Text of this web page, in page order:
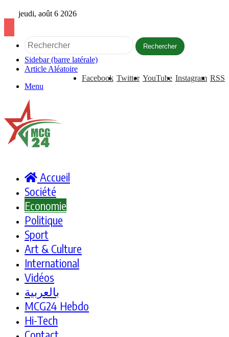
jeudi, août 6 2026
Rechercher
Sidebar (barre latérale)
Article Aléatoire
RSS
Instagram
YouTube
Twitter
Facebook
Menu
Accueil
Société
Economie
Politique
Sport
Art & Culture
International
Vidéos
بالعربية
MCG24 Hebdo
Hi-Tech